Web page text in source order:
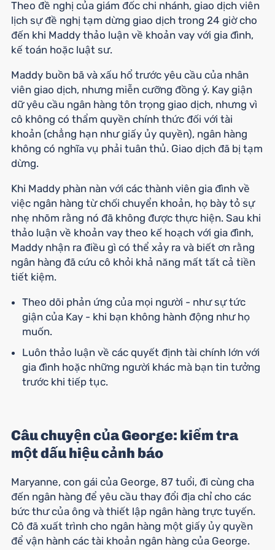
Theo đề nghị của giám đốc chi nhánh, giao dịch viên
lịch sự đề nghị tạm dừng giao dịch trong 24 giờ cho
đến khi Maddy thảo luận về khoản vay với gia đình,
kế toán hoặc luật sư.
Maddy buồn bã và xấu hổ trước yêu cầu của nhân
viên giao dịch, nhưng miễn cưỡng đồng ý. Kay giận
dữ yêu cầu ngân hàng tôn trọng giao dịch, nhưng vì
cô không có thẩm quyền chính thức đối với tài
khoản (chẳng hạn như giấy ủy quyền), ngân hàng
không có nghĩa vụ phải tuân thủ. Giao dịch đã bị tạm
dừng.
Khi Maddy phàn nàn với các thành viên gia đình về
việc ngân hàng từ chối chuyển khoản, họ bày tỏ sự
nhẹ nhõm rằng nó đã không được thực hiện. Sau khi
thảo luận về khoản vay theo kế hoạch với gia đình,
Maddy nhận ra điều gì có thể xảy ra và biết ơn rằng
ngân hàng đã cứu cô khỏi khả năng mất tất cả tiền
tiết kiệm.
Theo dõi phản ứng của mọi người - như sự tức
giận của Kay - khi bạn không hành động như họ
muốn.
Luôn thảo luận về các quyết định tài chính lớn với
gia đình hoặc những người khác mà bạn tin tưởng
trước khi tiếp tục.
Câu chuyện của George: kiểm tra
một dấu hiệu cảnh báo
Maryanne, con gái của George, 87 tuổi, đi cùng cha
đến ngân hàng để yêu cầu thay đổi địa chỉ cho các
bức thư của ông và thiết lập ngân hàng trực tuyến.
Cô đã xuất trình cho ngân hàng một giấy ủy quyền
để vận hành các tài khoản ngân hàng của George.